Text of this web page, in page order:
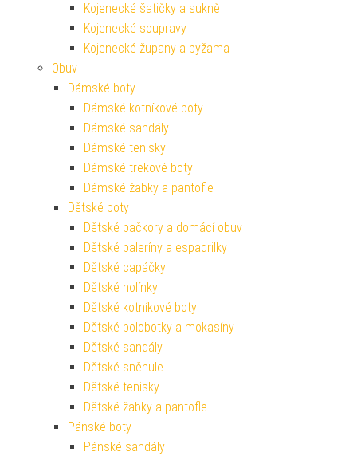
Kojenecké šatičky a sukně
Kojenecké soupravy
Kojenecké župany a pyžama
Obuv
Dámské boty
Dámské kotníkové boty
Dámské sandály
Dámské tenisky
Dámské trekové boty
Dámské žabky a pantofle
Dětské boty
Dětské bačkory a domácí obuv
Dětské baleríny a espadrilky
Dětské capáčky
Dětské holínky
Dětské kotníkové boty
Dětské polobotky a mokasíny
Dětské sandály
Dětské sněhule
Dětské tenisky
Dětské žabky a pantofle
Pánské boty
Pánské sandály